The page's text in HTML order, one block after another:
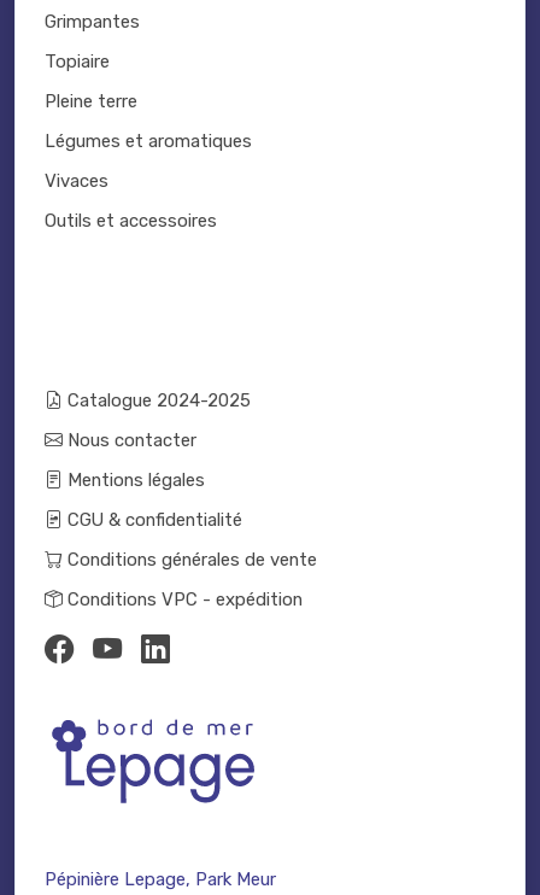
Grimpantes
Topiaire
Pleine terre
Légumes et aromatiques
Vivaces
Outils et accessoires
Catalogue 2024-2025
Nous contacter
Mentions légales
CGU & confidentialité
Conditions générales de vente
Conditions VPC - expédition
Pépinière Lepage, Park Meur